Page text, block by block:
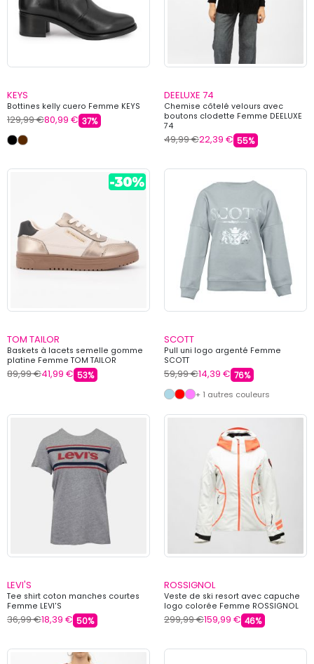
KEYS
Bottines kelly cuero Femme KEYS
129,99 €80,99 € 37%
DEELUXE 74
Chemise côtelé velours avec
boutons clodette Femme DEELUXE
74
49,99 €22,39 € 55%
TOM TAILOR
Baskets à lacets semelle gomme
platine Femme TOM TAILOR
89,99 €41,99 € 53%
SCOTT
Pull uni logo argenté Femme
SCOTT
59,99 €14,39 € 76%
+ 1 autres couleurs
LEVI'S
Tee shirt coton manches courtes
Femme LEVI'S
36,99 €18,39 € 50%
ROSSIGNOL
Veste de ski resort avec capuche
logo colorée Femme ROSSIGNOL
299,99 €159,99 € 46%